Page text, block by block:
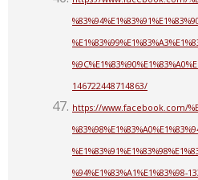
146722448714863/
https://www.facebook.com/
%94%E1%83%A1%E1%83%98-